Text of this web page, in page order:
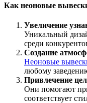
Как неоновые
Увеличение
Уникальный
среди
Создание
Неоновые
любому
Привлечение
Они помогают
соответствует